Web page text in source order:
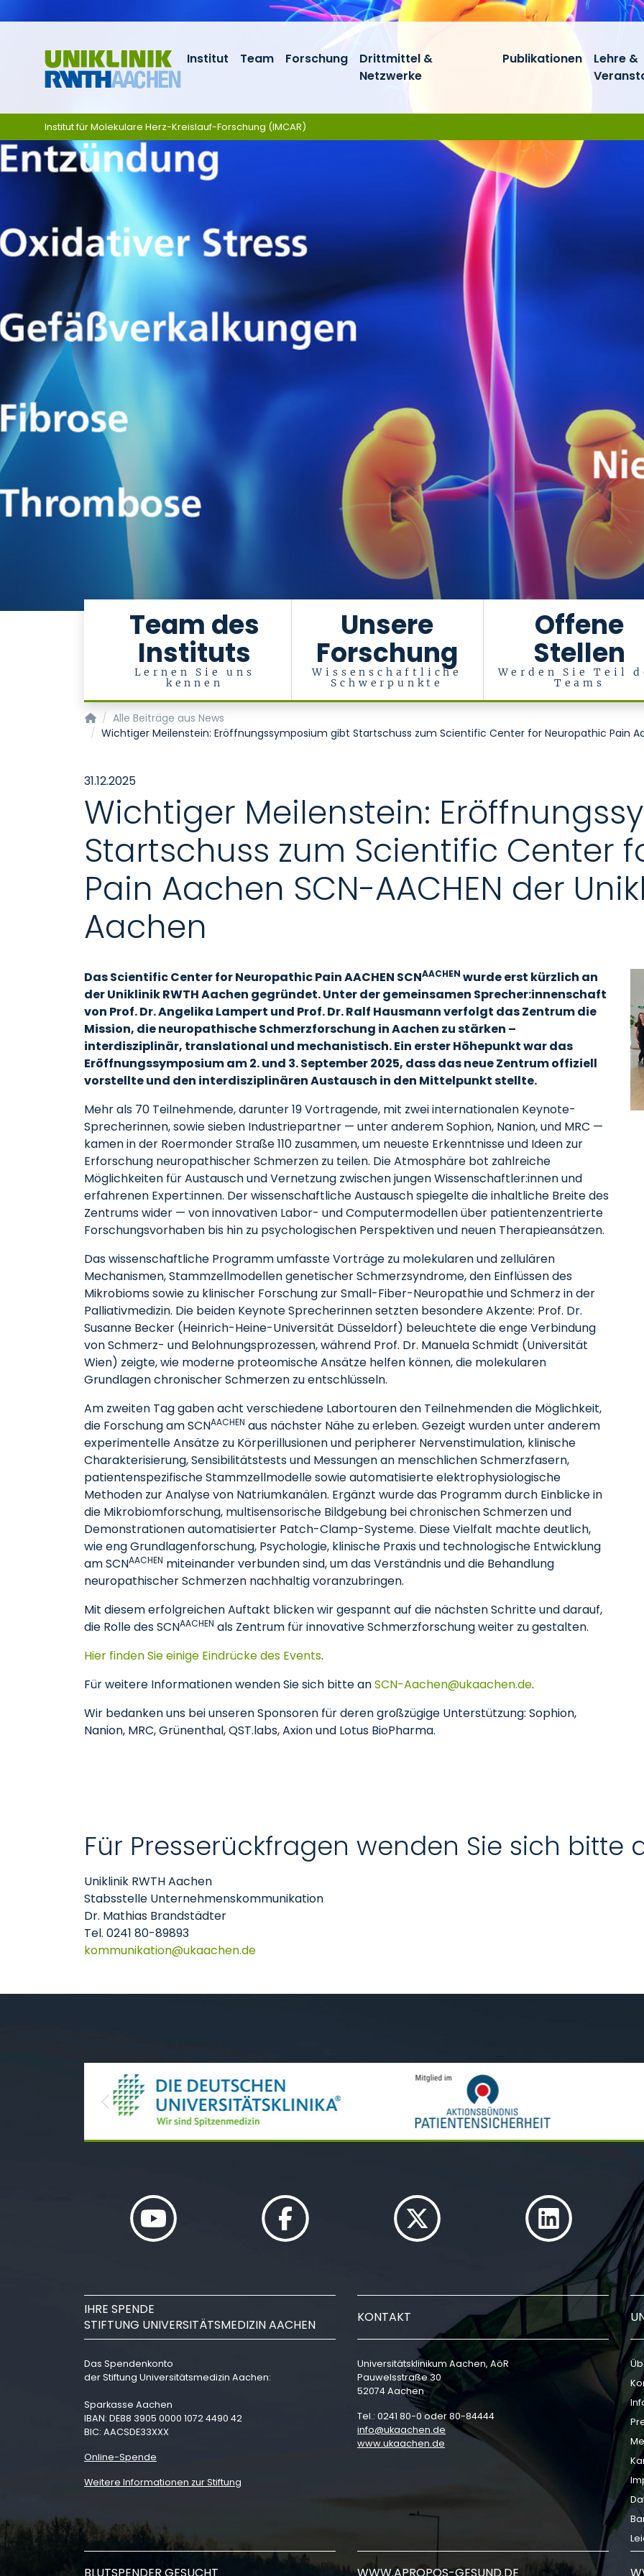
Team des
Instituts
Lernen Sie uns
kennen
Unsere
Forschung
Wissenschaftliche
Schwerpunkte
Offene
Stellen
Werden Sie Teil
Teams
Institut Team Forschung
Drittmittel &
Netzwerke
Publikationen
Lehre &
Institut für Molekulare Herz-Kreislauf-Forschung (IMCAR)
Institut für Molekulare Herz-Kreislauf-Forschung (IMCAR)
Alle Beiträge aus News
Wichtiger Meilenstein: Eröffnungssymposium gibt Startschuss zum Scientific Center for Neuropathic Pain
31.12.2025
Wichtiger Meilenstein:
Startschuss zum Scientific Center
Pain Aachen SCN-AACHEN der
Aachen
Das Scientific Center for Neuropathic Pain AACHEN SCNAACHEN wurde erst kürzlich an
der Uniklinik RWTH Aachen gegründet. Unter der gemeinsamen Sprecher:innenschaft
von Prof. Dr. Angelika Lampert und Prof. Dr. Ralf Hausmann verfolgt das Zentrum die
Mission, die neuropathische Schmerzforschung in Aachen zu stärken –
interdisziplinär, translational und mechanistisch. Ein erster Höhepunkt war das
Eröffnungssymposium am 2. und 3. September 2025, dass das neue Zentrum offiziell
vorstellte und den interdisziplinären Austausch in den Mittelpunkt stellte.
Mehr als 70 Teilnehmende, darunter 19 Vortragende, mit zwei internationalen Keynote-
Sprecherinnen, sowie sieben Industriepartner — unter anderem Sophion, Nanion, und MRC —
kamen in der Roermonder Straße 110 zusammen, um neueste Erkenntnisse und Ideen zur
Erforschung neuropathischer Schmerzen zu teilen. Die Atmosphäre bot zahlreiche
Möglichkeiten für Austausch und Vernetzung zwischen jungen Wissenschaftler:innen und
erfahrenen Expert:innen. Der wissenschaftliche Austausch spiegelte die inhaltliche Breite des
Zentrums wider — von innovativen Labor- und Computermodellen über patientenzentrierte
Forschungsvorhaben bis hin zu psychologischen Perspektiven und neuen Therapieansätzen.
Das wissenschaftliche Programm umfasste Vorträge zu molekularen und zellulären
Mechanismen, Stammzellmodellen genetischer Schmerzsyndrome, den Einflüssen des
Mikrobioms sowie zu klinischer Forschung zur Small-Fiber-Neuropathie und Schmerz in der
Palliativmedizin. Die beiden Keynote Sprecherinnen setzten besondere Akzente: Prof. Dr.
Susanne Becker (Heinrich-Heine-Universität Düsseldorf) beleuchtete die enge Verbindung
von Schmerz- und Belohnungsprozessen, während Prof. Dr. Manuela Schmidt (Universität
Wien) zeigte, wie moderne proteomische Ansätze helfen können, die molekularen
Grundlagen chronischer Schmerzen zu entschlüsseln.
Am zweiten Tag gaben acht verschiedene Labortouren den Teilnehmenden die Möglichkeit,
die Forschung am SCNAACHEN aus nächster Nähe zu erleben. Gezeigt wurden unter anderem
experimentelle Ansätze zu Körperillusionen und peripherer Nervenstimulation, klinische
Charakterisierung, Sensibilitätstests und Messungen an menschlichen Schmerzfasern,
patientenspezifische Stammzellmodelle sowie automatisierte elektrophysiologische
Methoden zur Analyse von Natriumkanälen. Ergänzt wurde das Programm durch Einblicke in
die Mikrobiomforschung, multisensorische Bildgebung bei chronischen Schmerzen und
Demonstrationen automatisierter Patch-Clamp-Systeme. Diese Vielfalt machte deutlich,
wie eng Grundlagenforschung, Psychologie, klinische Praxis und technologische Entwicklung
am SCNAACHEN miteinander verbunden sind, um das Verständnis und die Behandlung
neuropathischer Schmerzen nachhaltig voranzubringen.
Mit diesem erfolgreichen Auftakt blicken wir gespannt auf die nächsten Schritte und darauf,
die Rolle des SCNAACHEN als Zentrum für innovative Schmerzforschung weiter zu gestalten.
Hier finden Sie einige Eindrücke des Events.
Für weitere Informationen wenden Sie sich bitte anSCN-Aachen ukaachende.
Wir bedanken uns bei unseren Sponsoren für deren großzügige Unterstützung: Sophion,
Nanion, MRC, Grünenthal, QST.labs, Axion und Lotus BioPharma.
Für Presserückfragen wenden Sie sich bitte
Uniklinik RWTH Aachen
Stabsstelle Unternehmenskommunikation
Dr. Mathias Brandstädter
Tel. 0241 80-89893
kommunikation
ukaachende
Previous
IHRE SPENDE
STIFTUNG UNIVERSITÄTSMEDIZIN AACHEN
Das Spendenkonto
der Stiftung Universitätsmedizin Aachen:
Sparkasse Aachen
IBAN: DE88 3905 0000 1072 4490 42
BIC: AACSDE33XXX
Online-Spende
Weitere Informationen zur Stiftung
KONTAKT
Universitätsklinikum Aachen, AöR
Pauwelsstraße 30
52074 Aachen
Tel.: 0241 80-0 oder 80-84444
info
ukaachen de
www.ukaachen.de